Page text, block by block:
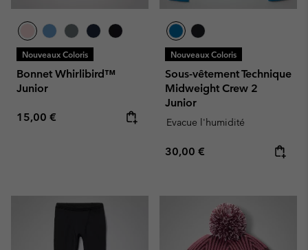
Nouveaux Coloris
Bonnet Whirlibird™
Junior
Regular price:
15,00 €
Nouveaux Coloris
Sous-vêtement Technique
Midweight Crew 2
Junior
Evacue l'humidité
Regular price:
30,00 €